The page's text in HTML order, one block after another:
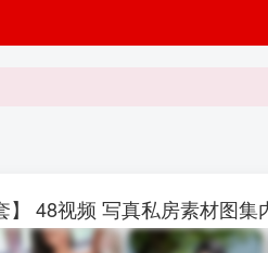
】 48视频 写真私房素材图集